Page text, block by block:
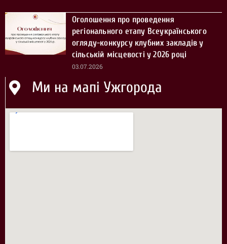
Оголошення про проведення
регіонального етапу Всеукраїнського
огляду-конкурсу клубних закладів у
сільській місцевості у 2026 році
03.07.2026
Ми на мапі Ужгорода